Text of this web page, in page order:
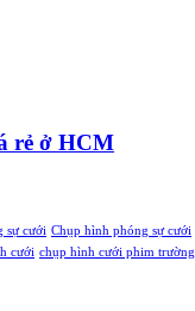
rẻ ở HCM
sự cưới Chụp hình phóng sự cưới
cưới chụp hình cưới phim trường